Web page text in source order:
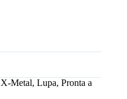
Metal, Lupa, Pronta a